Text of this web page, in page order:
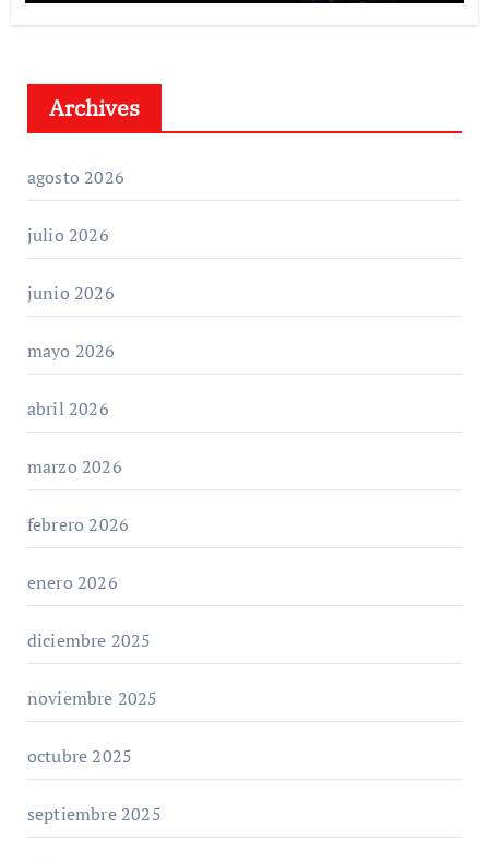
Archives
agosto 2026
julio 2026
junio 2026
mayo 2026
abril 2026
marzo 2026
febrero 2026
enero 2026
diciembre 2025
noviembre 2025
octubre 2025
septiembre 2025